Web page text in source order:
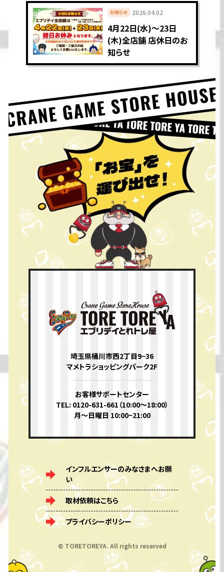
お知らせ
4月22日(水)〜23日
(木)全店舗 店休日のお
知らせ
2026.04.02
埼玉県桶川市西2丁目9−36
マメトラショッピングパーク2F
お客様サポートセンター
TEL: 0120-631-661（10:00〜18:00）
月〜日曜日 10:00~21:00
インフルエンサーのみなさまへお願
い
取材依頼はこちら
プライバシーポリシー
© TORETOREYA. All rights reserved